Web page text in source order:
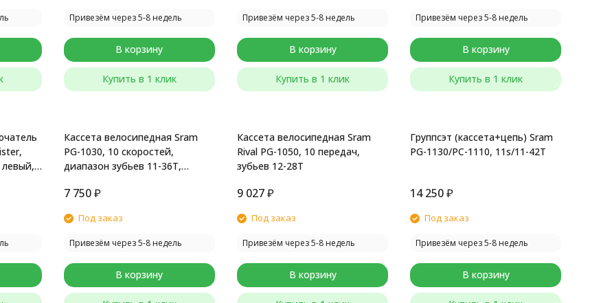
Привезём через 5-8 недель
В корзину
Купить в 1 клик
Привезём через 5-8 недель
В корзину
Купить в 1 клик
Привезём через 5-8 недель
В корзину
Купить в 1 клик
с
Кассета велосипедная Sram
PG-1030, 10 скоростей,
диапазон зубьев 11-36Т,
7 750₽
Под заказ
Привезём через 5-8 недель
В корзину
Кассета велосипедная Sram
Rival PG-1050, 10 передач,
зубьев 12-28T
9 027₽
Под заказ
Привезём через 5-8 недель
В корзину
Группсэт (кассета+цепь) Sram
PG-1130/PC-1110, 11s/11-42T
14 250₽
Под заказ
Привезём через 5-8 недель
В корзину